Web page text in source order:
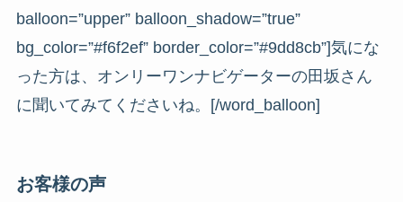
balloon=”upper” balloon_shadow=”true”
bg_color=”#f6f2ef” border_color=”#9dd8cb”]気にな
った方は、オンリーワンナビゲーターの田坂さん
に聞いてみてくださいね。[/word_balloon]
お客様の声